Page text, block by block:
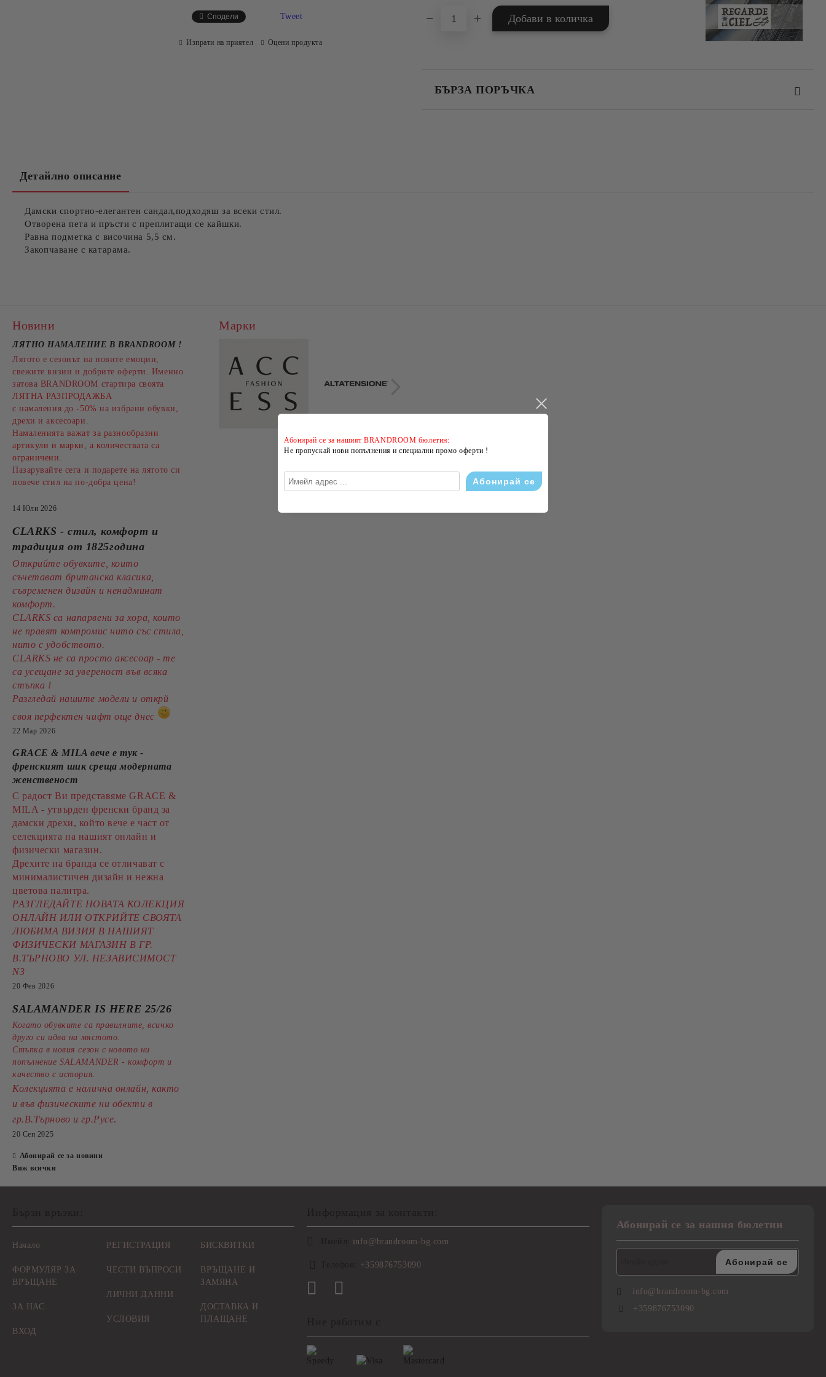
БЪРЗА ПОРЪЧКА
Сподели Tweet
Изпрати на приятел Оцени продукта
Детайлно описание
Дамски спортно-елегантен сандал,подходяш за всеки стил.
Отворена пета и пръсти с преплитащи се кайшки.
Равна подметка с височина 5,5 см.
Закопчаване с катарама.
Новини
ЛЯТНО НАМАЛЕНИЕ В BRANDROOM !
Лятото е сезонът на новите емоции,
свежите визии и добрите оферти. Именно
затова BRANDROOM стартира своята
ЛЯТНА РАЗПРОДАЖБА
с намаления до -50% на избрани обувки,
дрехи и аксесоари.
Намаленията важат за разнообразни
артикули и марки, а количествата са
ограничени.
Пазарувайте сега и подарете на лятото си
повече стил на по-добра цена!
14 Юли 2026
CLARKS - стил, комфорт и
традиция от 1825година
Открийте обувките, които
съчетават британска класика,
съвременен дизайн и ненадминат
комфорт.
CLARKS са напарвени за хора, които
не правят компромис нито със стила,
нито с удобството.
CLARKS не са просто аксесоар - те
са усещане за увереност във всяка
стъпка !
Разгледай нашите модели и открй
своя перфектен чифт още днес
22 Мар 2026
GRACE & MILA вече е тук -
френският шик среща модерната
женственост
С радост Ви представяме GRACE &
MILA - утвърден френски бранд за
дамски дрехи, който вече е част от
селекцията на нашият онлайн и
физически магазин.
Дрехите на бранда се отличават с
минималистичен дизайн и нежна
цветова палитра.
РАЗГЛЕДАЙТЕ НОВАТА КОЛЕКЦИЯ
ОНЛАЙН ИЛИ ОТКРИЙТЕ СВОЯТА
ЛЮБИМА ВИЗИЯ В НАШИЯТ
ФИЗИЧЕСКИ МАГАЗИН В ГР.
В.ТЪРНОВО УЛ. НЕЗАВИСИМОСТ
N3
20 Фев 2026
SALAMANDER IS HERE 25/26
Когато обувките са правилните, всичко
друго си идва на мястото.
Стъпка в новия сезон с новото ни
попълнение SALAMANDER - комфорт и
качество с история.
Колекцията е налична онлайн, както
и във физическите ни обекти в
гр.В.Търново и гр.Русе.
20 Сеп 2025
Абонирай се за новини
Виж всички
Марки
Начало
ФОРМУЛЯР ЗА
ВРЪЩАНЕ
ЗА НАС
ВХОД
РЕГИСТРАЦИЯ
ЧЕСТИ ВЪПРОСИ
ЛИЧНИ ДАННИ
УСЛОВИЯ
БИСКВИТКИ
ВРЪЩАНЕ И
ЗАМЯНА
ДОСТАВКА И
ПЛАЩАНЕ
info@brandroom-bg.com
+359876753090
Абонирай се за нашия бюлетин
info@brandroom-bg.com
+359876753090
Абонирай се за нашият BRANDROOM бюлетин:
Не пропускай нови попълнения и специални промо оферти !